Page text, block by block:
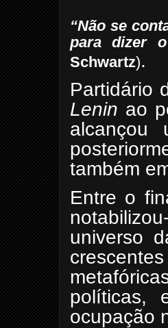
“Não se
para dizer
Schwartz).
Partidário
Lenin ao
alcançou
também
Entre o
universo
políticas,
ocupação